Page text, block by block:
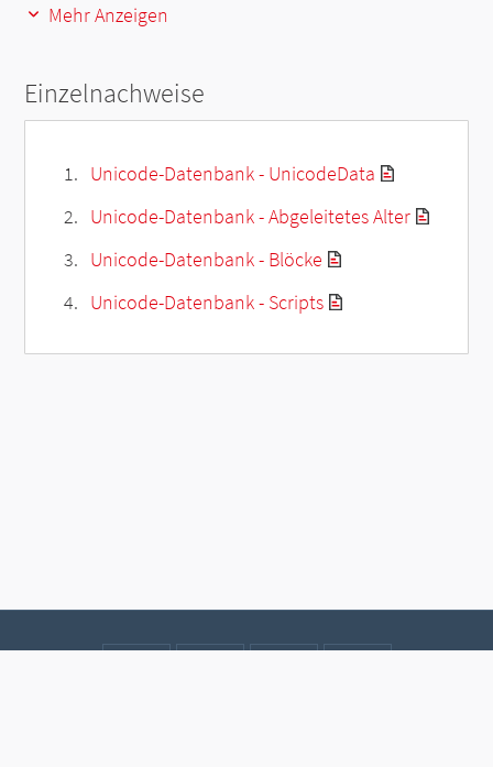
Mehr Anzeigen
Einzelnachweise
Unicode-Datenbank - UnicodeData
Unicode-Datenbank - Abgeleitetes Alter
Unicode-Datenbank - Blöcke
Unicode-Datenbank - Scripts